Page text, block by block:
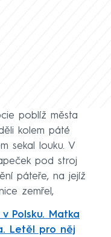
poblíž města
kolem páté
sekal louku. V
pod stroj
páteře, na jejíž
zemřel,
Polsku. Matka
Letěl pro něj